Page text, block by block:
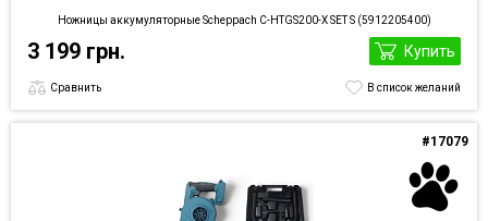
Ножницы аккумуляторные Scheppach C-HTGS200-X SET S (5912205400)
3 199 грн. Купить
Сравнить В список желаний
#17079